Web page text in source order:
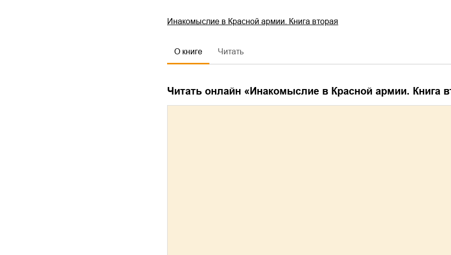
Инакомыслие в Красной армии. Книга вторая
О книге Читать
Читать онлайн « Инакомыслие в Красной армии. Книга